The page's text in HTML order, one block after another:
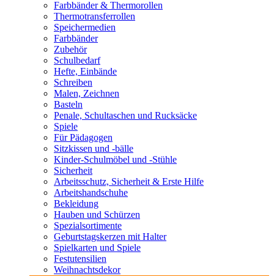
Farbbänder & Thermorollen
Thermotransferrollen
Speichermedien
Farbbänder
Zubehör
Schulbedarf
Hefte, Einbände
Schreiben
Malen, Zeichnen
Basteln
Penale, Schultaschen und Rucksäcke
Spiele
Für Pädagogen
Sitzkissen und -bälle
Kinder-Schulmöbel und -Stühle
Sicherheit
Arbeitsschutz, Sicherheit & Erste Hilfe
Arbeitshandschuhe
Bekleidung
Hauben und Schürzen
Spezialsortimente
Geburtstagskerzen mit Halter
Spielkarten und Spiele
Festutensilien
Weihnachtsdekor